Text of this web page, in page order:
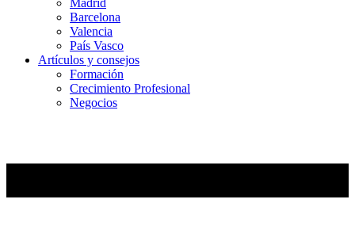
Madrid
Barcelona
Valencia
País Vasco
Artículos y consejos
Formación
Crecimiento Profesional
Negocios